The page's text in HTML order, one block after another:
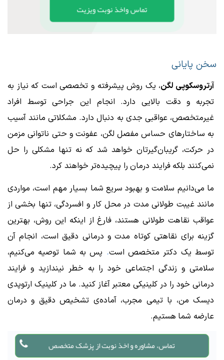
تماس واخذ نوبت ویزیت
سخن پایانی
آرتروسکوپی لگن، یک روش پیشرفته و تخصصی است که نیاز به
تجربه و دقت بالایی دارد. انجام این جراحی توسط افراد
غیرمتخصص، عواقبی جدی به دنبال دارد. مشکلاتی مانند آسیب
به ساختارهای حساس مفصل لگن، عفونت و حتی ناتوانی مزمن
در حرکت، گریبان‌گیرتان خواهد شد که نه تنها مشکلی را حل
نمی‌کنند بلکه فرایند درمان را پیچیده‌تر خواهند کرد.
ما می‌دانیم سلامت و بهبود سریع شما بسیار مهم است، مواردی
مانند غیبت طولانی مدت در محل کار و افسردگی، تنها بخشی از
عواقب نقاهت طولانی هستند، فارغ از اینکه این روش، بهترین
گزینه برای نقاهتی کوتاه مدت و درمانی دقیق است، انجام آن
توسط یک دکتر متخصص است. پس به شما توصیه می‌کنیم،
سلامتی و زندگی اجتماعی خود را به خطر نیندازید و فرایند
درمانی خود را در کلینیکی معتبر آغاز کنید. ما در کلینیک ارتوپدی
دیسک من، با تیمی مجرب، آماده‌ی تشخیص دقیق و درمان
عارضه شما هستیم.
تماس، مشاوره و اخذ نوبت از پزشک متخصص